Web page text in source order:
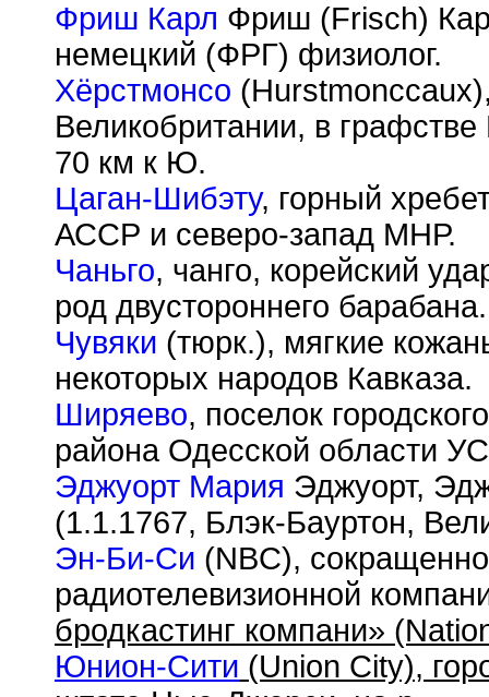
Фриш Карл Фриш (Frisch)
немецкий (ФРГ) физиолог.
Хёрстмонсо
Великобритании, в
70 км к Ю.
Цаган-Шибэту, горный
АССР и северо-запад МНР.
Чаньго, чанго, корейский
род двустороннего барабана.
Чувяки (тюрк.), мягкие
некоторых народов Кавказа.
Ширяево, поселок
района Одесской области
Эджуорт Мария Эджуорт,
(1.1.1767, Блэк-Бауртон,
Эн-Би-Си (NBC),
радиотелевизионной
бродкастинг компани»
Юнион-Сити (Union City),